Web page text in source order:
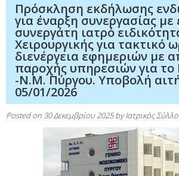
Πρόσκληση εκδήλωσης
για έναρξη συνεργασίας με
συνεργάτη ιατρό
Χειρουργικής για τακτικό
διενέργεια εφημεριών με
παροχής υπηρεσιών για το
-Ν.Μ. Πύργου. Υποβολή
05/01/2026
Posted on30 Δεκεμβρίου 2025byΙατρικός